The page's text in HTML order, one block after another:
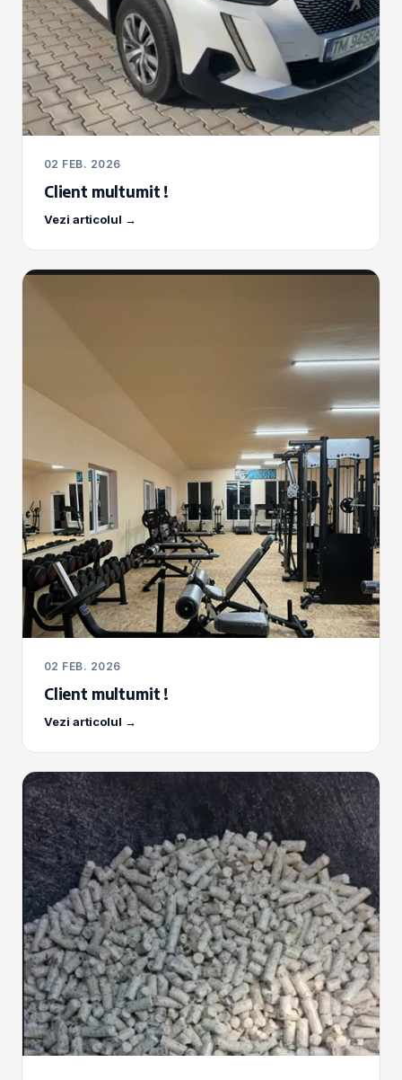
02 FEB. 2026
Client multumit !
Vezi articolul →
02 FEB. 2026
Client multumit !
Vezi articolul →